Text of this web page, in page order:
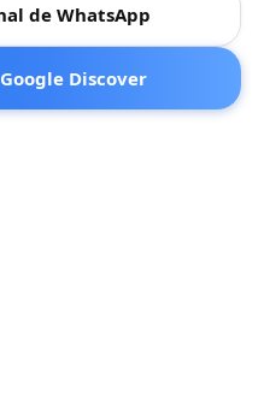
de WhatsApp
Discover